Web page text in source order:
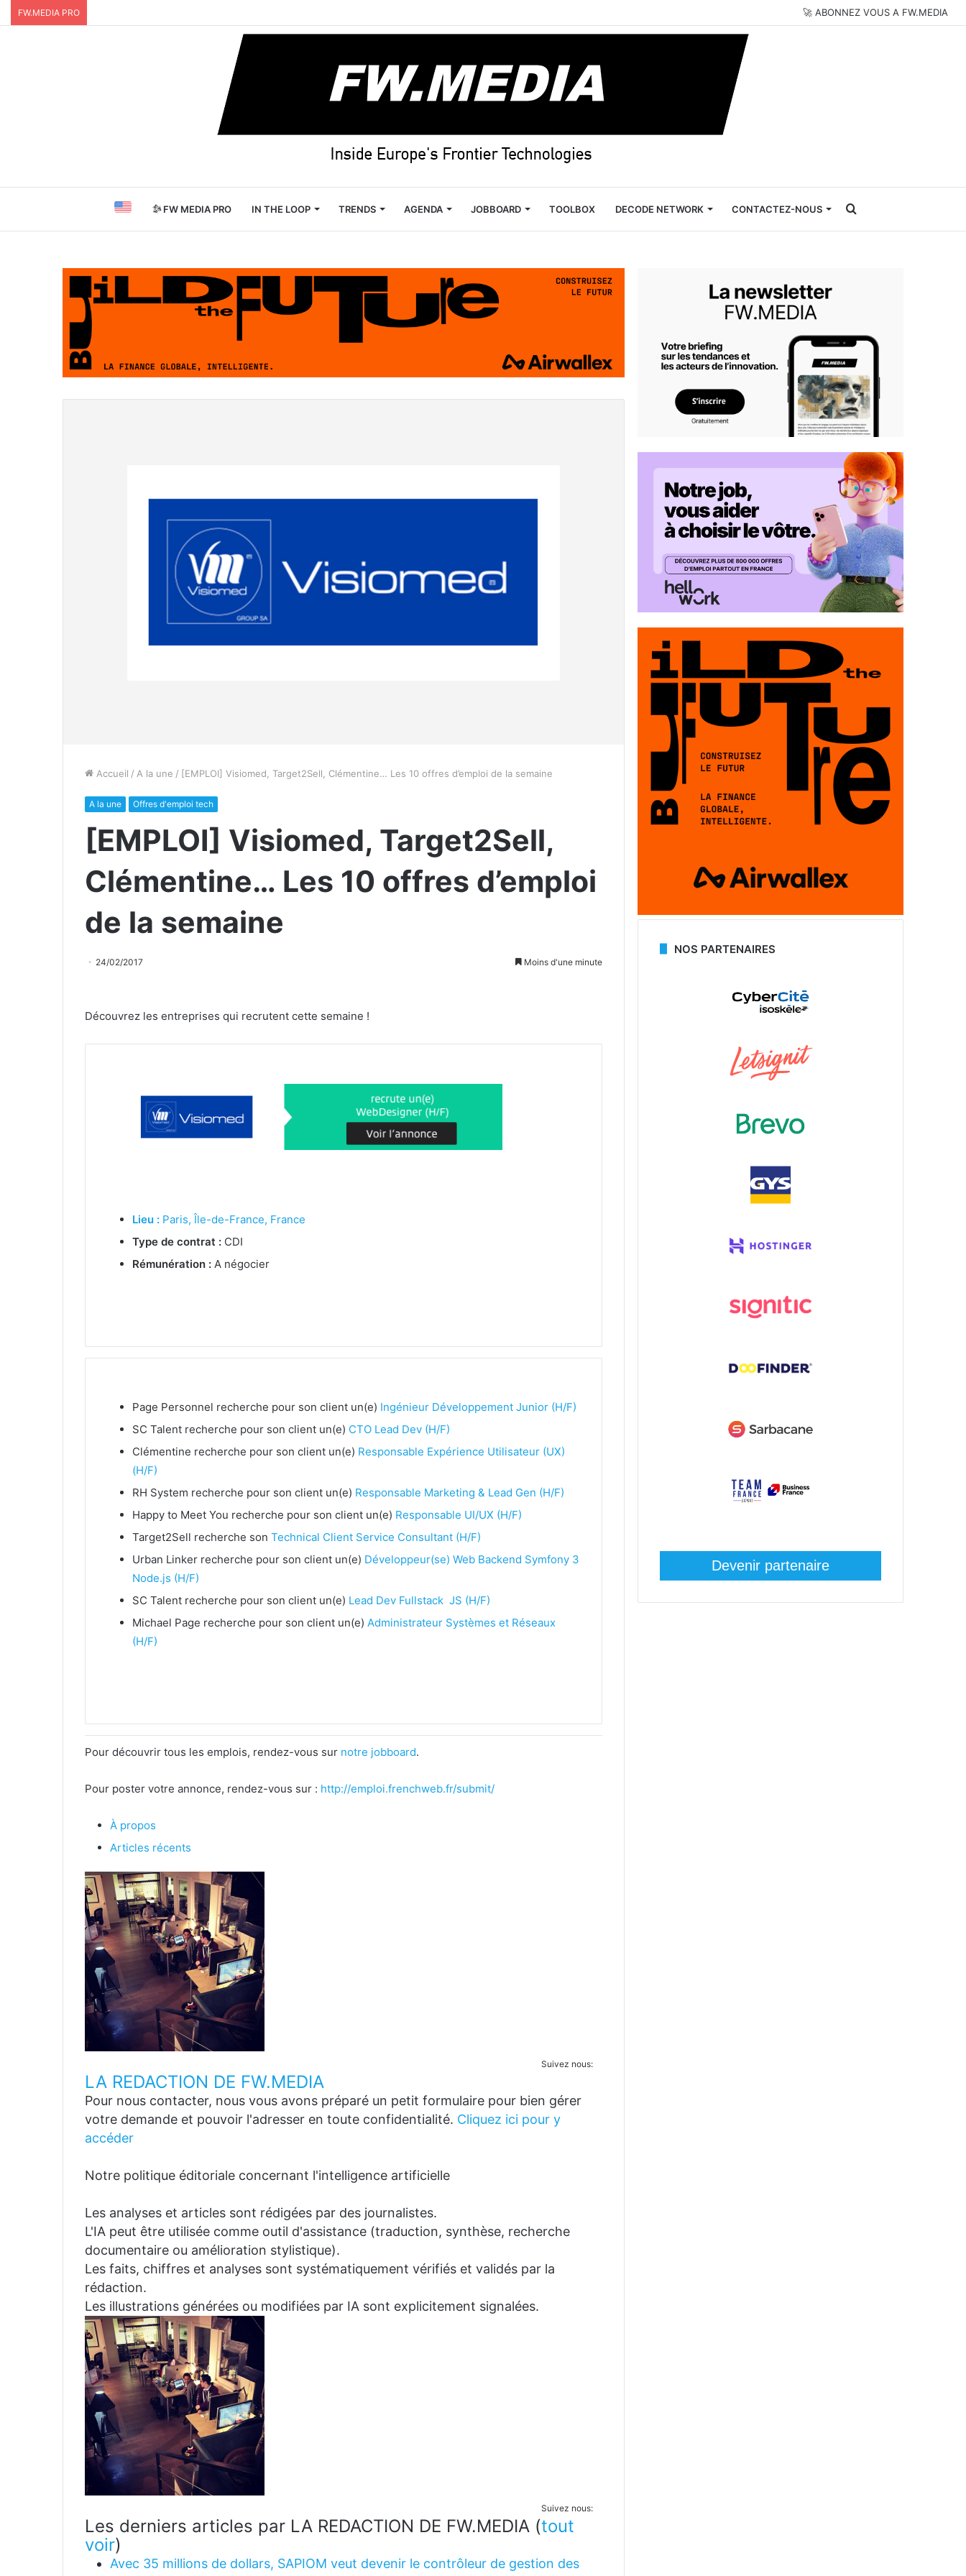
FW.MEDIA PRO 🚀 ABONNEZ VOUS A FW.MEDIA
FW MEDIA PRO IN THE LOOP TRENDS AGENDA JOBBOARD TOOLBOX DECODE NETWORK CONTACTEZ-NOUS Rechercher
Accueil / A la une / [EMPLOI] Visiomed, Target2Sell, Clémentine… Les 10 offres d’emploi de la semaine
A la une Offres d'emploi tech
[EMPLOI] Visiomed, Target2Sell,
Clémentine… Les 10 offres d’emploi
de la semaine
24/02/2017 Moins d'une minute
Découvrez les entreprises qui recrutent cette semaine !
Lieu : Paris, Île-de-France, France
Type de contrat : CDI
Rémunération : A négocier
Page Personnel recherche pour son client un(e) Ingénieur Développement Junior (H/F)
SC Talent recherche pour son client un(e) CTO Lead Dev (H/F)
Clémentine recherche pour son client un(e) Responsable Expérience Utilisateur (UX)
(H/F)
RH System recherche pour son client un(e) Responsable Marketing & Lead Gen (H/F)
Happy to Meet You recherche pour son client un(e) Responsable UI/UX (H/F)
Target2Sell recherche son Technical Client Service Consultant (H/F)
Urban Linker recherche pour son client un(e) Développeur(se) Web Backend Symfony 3
Node.js (H/F)
SC Talent recherche pour son client un(e) Lead Dev Fullstack JS (H/F)
Michael Page recherche pour son client un(e) Administrateur Systèmes et Réseaux
(H/F)
Pour découvrir tous les emplois, rendez-vous sur notre jobboard.
Pour poster votre annonce, rendez-vous sur : http://emploi.frenchweb.fr/submit/
À propos
Articles récents
Suivez nous:
LA REDACTION DE FW.MEDIA
Pour nous contacter, nous vous avons préparé un petit formulaire pour bien gérer
votre demande et pouvoir l'adresser en toute confidentialité. Cliquez ici pour y
accéder
Notre politique éditoriale concernant l'intelligence artificielle
Les analyses et articles sont rédigées par des journalistes.
L'IA peut être utilisée comme outil d'assistance (traduction, synthèse, recherche
documentaire ou amélioration stylistique).
Les faits, chiffres et analyses sont systématiquement vérifiés et validés par la
rédaction.
Les illustrations générées ou modifiées par IA sont explicitement signalées.
Suivez nous:
Les derniers articles par LA REDACTION DE FW.MEDIA (tout
voir)
Avec 35 millions de dollars, SAPIOM veut devenir le contrôleur de gestion des
NOS PARTENAIRES
Devenir partenaire